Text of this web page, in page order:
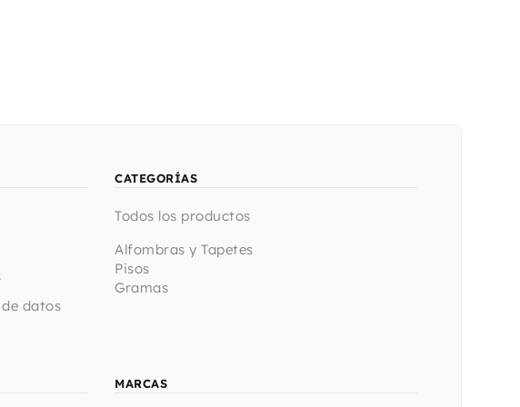
datos
CATEGORÍAS
Todos los productos
Alfombras y Tapetes
Pisos
Gramas
MARCAS